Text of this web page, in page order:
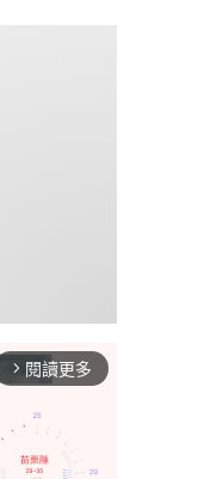
arrow_forward_ios 閱讀更多